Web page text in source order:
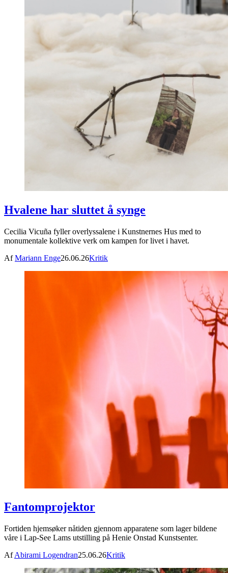
Hvalene har sluttet å synge
Cecilia Vicuña fyller overlyssalene i Kunstnernes Hus med to
monumentale kollektive verk om kampen for livet i havet.
AfMariann Enge26.06.26Kritik
Fantomprojektor
Fortiden hjemsøker nåtiden gjennom apparatene som lager bildene
våre i Lap-See Lams utstilling på Henie Onstad Kunstsenter.
AfAbirami Logendran25.06.26Kritik